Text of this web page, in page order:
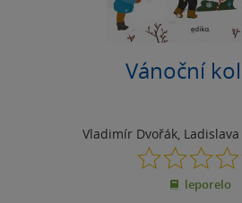
Vánoční
Vladimír Dvořák,
0.0
z
5
leporelo